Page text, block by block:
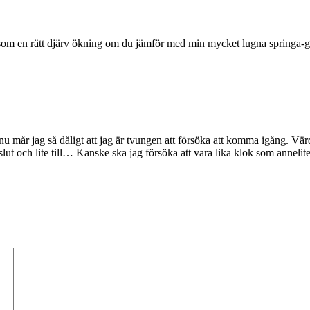
en rätt djärv ökning om du jämför med min mycket lugna
mår jag så dåligt att jag är tvungen att försöka att komma igång.
och lite till… Kanske ska jag försöka att vara lika klok som